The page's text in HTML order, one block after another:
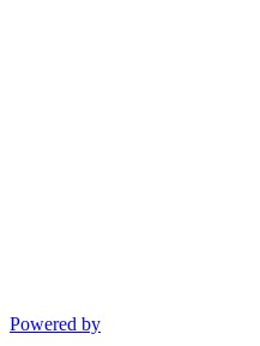
Powered by